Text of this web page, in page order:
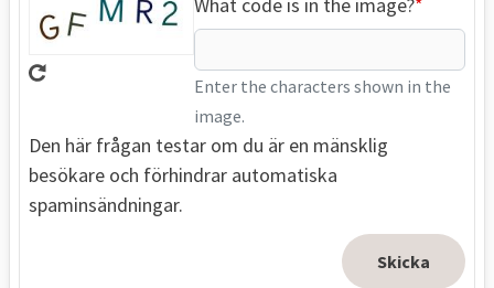
Enter the characters shown in the
image.
Den här frågan testar om du är en mänsklig
besökare och förhindrar automatiska
spaminsändningar.